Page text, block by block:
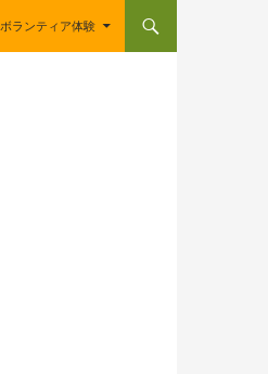
ボランティア体験